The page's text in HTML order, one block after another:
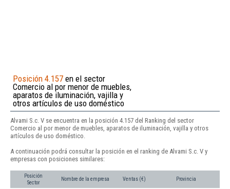
Posición 4.157 en el sector
Comercio al por menor de muebles,
aparatos de iluminación, vajilla y
otros artículos de uso doméstico
Alvami S.c. V se encuentra en la posición 4.157 del Ranking del sector
Comercio al por menor de muebles, aparatos de iluminación, vajilla y otros
artículos de uso doméstico.
A continuación podrá consultar la posición en el ranking de Alvami S.c. V y
empresas con posiciones similares:
Posición
Sector
Nombre de la empresa Ventas (€) Provincia